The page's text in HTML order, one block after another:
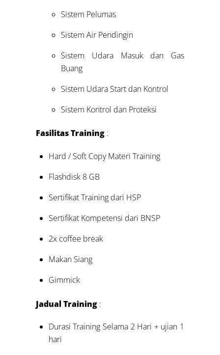
Sistem Pelumas
Sistem Air Pendingin
Sistem Udara Masuk dan Gas
Buang
Sistem Udara Start dan Kontrol
Sistem Kontrol dan Proteksi
Fasilitas Training :
Hard / Soft Copy Materi Training
Flashdisk 8 GB
Sertifikat Training dari HSP
Sertifikat Kompetensi dari BNSP
2x coffee break
Makan Siang
Gimmick
Jadual Training :
Durasi Training Selama 2 Hari + ujian 1
hari